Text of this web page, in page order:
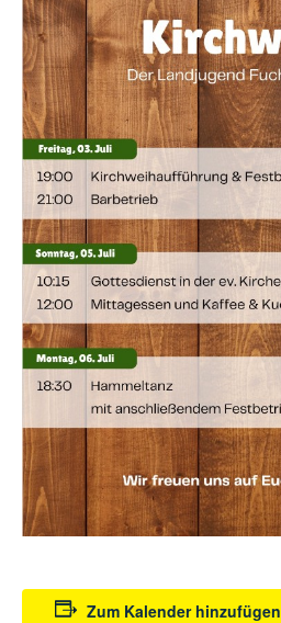
Zum Kalender hinzufügen